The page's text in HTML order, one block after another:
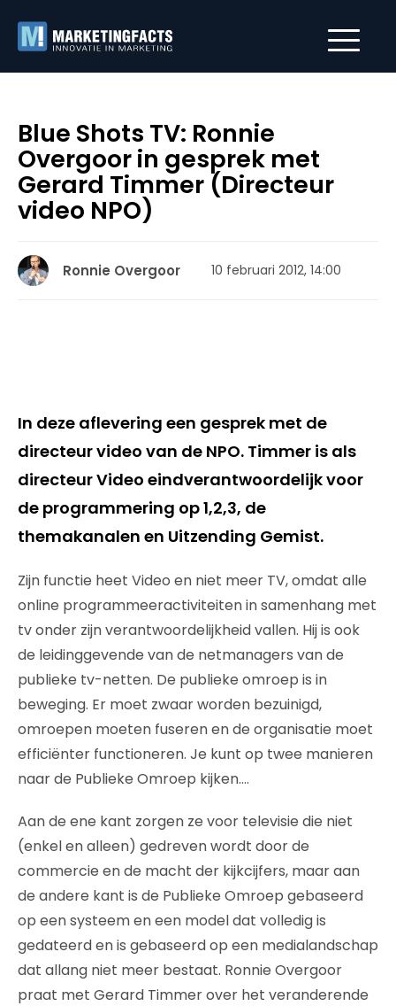
Blue Shots TV: Ronnie
Overgoor in gesprek met
Gerard Timmer (Directeur
video NPO)
Ronnie Overgoor 10 februari 2012, 14:00
In deze aflevering een gesprek met de
directeur video van de NPO. Timmer is als
directeur Video eindverantwoordelijk voor
de programmering op 1,2,3, de
themakanalen en Uitzending Gemist.
Zijn functie heet Video en niet meer TV, omdat alle
online programmeeractiviteiten in samenhang met
tv onder zijn verantwoordelijkheid vallen. Hij is ook
de leidinggevende van de netmanagers van de
publieke tv-netten. De publieke omroep is in
beweging. Er moet zwaar worden bezuinigd,
omroepen moeten fuseren en de organisatie moet
efficiënter functioneren. Je kunt op twee manieren
naar de Publieke Omroep kijken….
Aan de ene kant zorgen ze voor televisie die niet
(enkel en alleen) gedreven wordt door de
commercie en de macht der kijkcijfers, maar aan
de andere kant is de Publieke Omroep gebaseerd
op een systeem en een model dat volledig is
gedateerd en is gebaseerd op een medialandschap
dat allang niet meer bestaat. Ronnie Overgoor
praat met Gerard Timmer over het veranderende